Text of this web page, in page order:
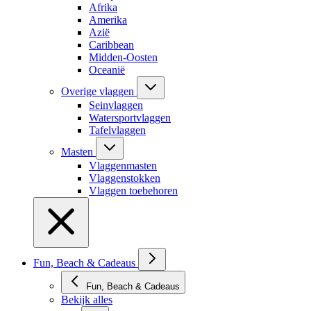
Afrika
Amerika
Azië
Caribbean
Midden-Oosten
Oceanië
Overige vlaggen
Seinvlaggen
Watersportvlaggen
Tafelvlaggen
Masten
Vlaggenmasten
Vlaggenstokken
Vlaggen toebehoren
Fun, Beach & Cadeaus
Fun, Beach & Cadeaus
Bekijk alles